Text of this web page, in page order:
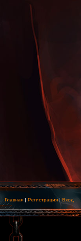
Главная | Регистрация | Вход